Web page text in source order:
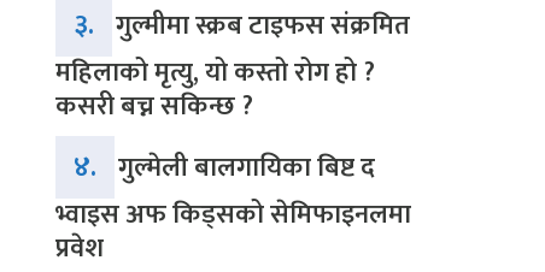
३. गुल्मीमा स्क्रब टाइफस संक्रमित
महिलाको मृत्यु, यो कस्तो रोग हो ?
कसरी बच्न सकिन्छ ?
४. गुल्मेली बालगायिका बिष्ट द
भ्वाइस अफ किड्सको सेमिफाइनलमा
प्रवेश